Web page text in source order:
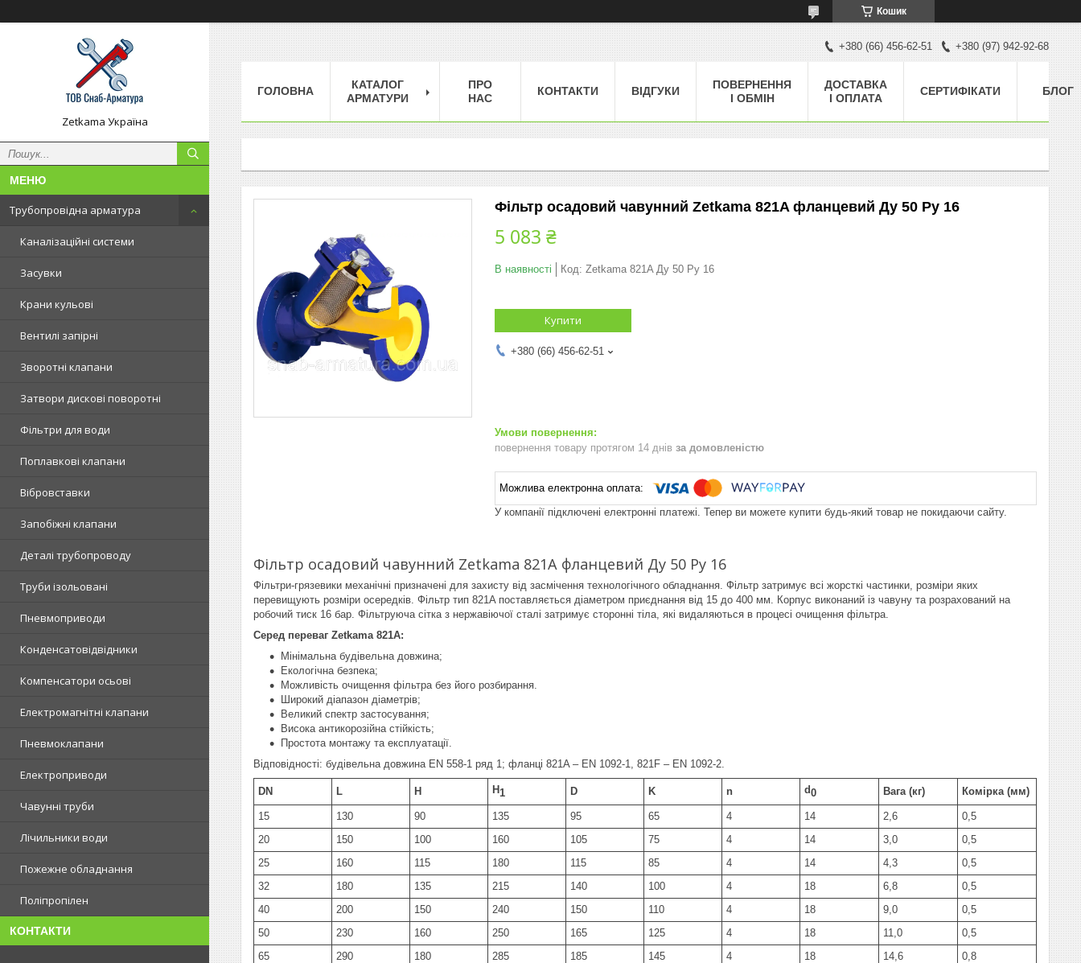
Кошик
Zetkama Україна
Трубопровідна арматура
Каналізаційні системи
Засувки
Крани кульові
Вентилі запірні
Зворотні клапани
Затвори дискові поворотні
Фільтри для води
Поплавкові клапани
Вібровставки
Запобіжні клапани
Деталі трубопроводу
Труби ізольовані
Пневмоприводи
Конденсатовідвідники
Компенсатори осьові
Електромагнітні клапани
Пневмоклапани
Електроприводи
Чавунні труби
Лічильники води
Пожежне обладнання
Поліпропілен
КОНТАКТИ
+380 (66) 456-62-51 +380 (97) 942-92-68
ГОЛОВНА
КАТАЛОГ
АРМАТУРИ
ПРО
НАС
КОНТАКТИ ВІДГУКИ
ПОВЕРНЕННЯ
І ОБМІН
ДОСТАВКА
І ОПЛАТА
СЕРТИФІКАТИ БЛОГ
Фільтр осадовий чавунний Zetkama 821A фланцевий Ду 50 Ру 16
5 083 ₴
В наявності Код: Zetkama 821A Ду 50 Ру 16
Купити
+380 (66) 456-62-51
повернення товару протягом 14 днів за домовленістю
У компанії підключені електронні платежі. Тепер ви можете купити будь-який товар не покидаючи сайту.
Фільтр осадовий чавунний Zetkama 821A фланцевий Ду 50 Ру 16
Фільтри-грязевики механічні призначені для захисту від засмічення технологічного обладнання. Фільтр затримує всі жорсткі частинки, розміри яких
перевищують розміри осередків. Фільтр тип 821A поставляється діаметром приєднання від 15 до 400 мм. Корпус виконаний із чавуну та розрахований на
робочий тиск 16 бар. Фільтруюча сітка з нержавіючої сталі затримує сторонні тіла, які видаляються в процесі очищення фільтра.
Серед переваг Zetkama 821A:
Мінімальна будівельна довжина;
Екологічна безпека;
Можливість очищення фільтра без його розбирання.
Широкий діапазон діаметрів;
Великий спектр застосування;
Висока антикорозійна стійкість;
Простота монтажу та експлуатації.
Відповідності: будівельна довжина EN 558-1 ряд 1; фланці 821A – EN 1092-1, 821F – EN 1092-2.
DN L H H 1 D K n d0 Вага (кг) Комірка (мм)
15 130 90 135 95 65 4 14 2,6
0,5
20
150 100 160 105 75 4 14 3,0
0,5
25
160 115 180 115 85 4 14 4,3
0,5
32
180 135 215 140 100 4 18 6,8
0,5
40
200 150 240 150 110 4 18 9,0
0,5
50
230 160 250 165 125 4 18 11,0
0,5
65
290 180 285 185 145 4 18 14,6
0,8